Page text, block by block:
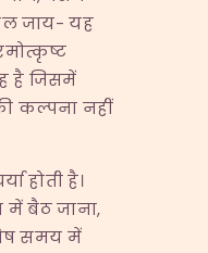
जाय- यह
है जिसमें
कल्पना नहीं
होती है।
में बैठ जाना,
समय में